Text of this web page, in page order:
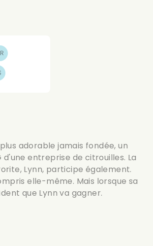
adorable jamais fondée, un
entreprise de citrouilles. La
Lynn, participe également.
elle-même. Mais lorsque sa
que Lynn va gagner.